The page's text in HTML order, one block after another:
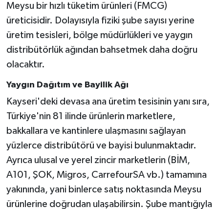
Meysu bir hızlı tüketim ürünleri (FMCG)
üreticisidir. Dolayısıyla fiziki şube sayısı yerine
üretim tesisleri, bölge müdürlükleri ve yaygın
distribütörlük ağından bahsetmek daha doğru
olacaktır.
Yaygın Dağıtım ve Bayilik Ağı
Kayseri'deki devasa ana üretim tesisinin yanı sıra,
Türkiye'nin 81 ilinde ürünlerin marketlere,
bakkallara ve kantinlere ulaşmasını sağlayan
yüzlerce distribütörü ve bayisi bulunmaktadır.
Ayrıca ulusal ve yerel zincir marketlerin (BİM,
A101, ŞOK, Migros, CarrefourSA vb.) tamamına
yakınında, yani binlerce satış noktasında Meysu
ürünlerine doğrudan ulaşabilirsin. Şube mantığıyla